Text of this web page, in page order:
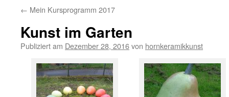
← Mein Kursprogramm 2017
Kunst im Garten
Publiziert am Dezember 28, 2016von hornkeramikkunst